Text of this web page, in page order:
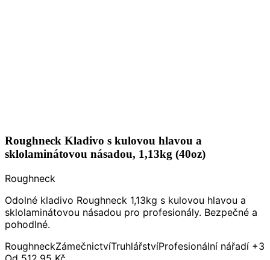
Roughneck Kladivo s kulovou hlavou a
sklolaminátovou násadou, 1,13kg (40oz)
Roughneck
Odolné kladivo Roughneck 1,13kg s kulovou hlavou a
sklolaminátovou násadou pro profesionály. Bezpečné a
pohodlné.
RoughneckZámečnictvíTruhlářstvíProfesionální nářadí +3